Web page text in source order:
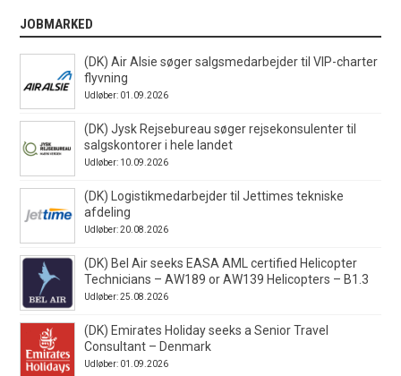
JOBMARKED
(DK) Air Alsie søger salgsmedarbejder til VIP-charter
flyvning
Udløber: 01.09.2026
(DK) Jysk Rejsebureau søger rejsekonsulenter til
salgskontorer i hele landet
Udløber: 10.09.2026
(DK) Logistikmedarbejder til Jettimes tekniske
afdeling
Udløber: 20.08.2026
(DK) Bel Air seeks EASA AML certified Helicopter
Technicians – AW189 or AW139 Helicopters – B1.3
Udløber: 25.08.2026
(DK) Emirates Holiday seeks a Senior Travel
Consultant – Denmark
Udløber: 01.09.2026